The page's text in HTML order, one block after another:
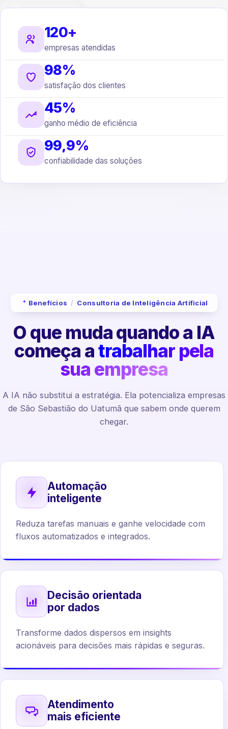
120+
empresas atendidas
98%
satisfação dos clientes
45%
ganho médio de eficiência
99,9%
confiabilidade das soluções
Benefícios / Consultoria de Inteligência Artificial
O que muda quando a IA
começa atrabalhar pela
sua empresa
A IA não substitui a estratégia. Ela potencializa empresas
de São Sebastião do Uatumã que sabem onde querem
chegar.
Automação
inteligente
Reduza tarefas manuais e ganhe velocidade com
fluxos automatizados e integrados.
Decisão orientada
por dados
Transforme dados dispersos em insights
acionáveis para decisões mais rápidas e seguras.
Atendimento
mais eficiente